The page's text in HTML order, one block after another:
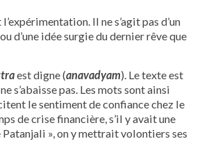
Il ne s’agit pas d’un
d’une idée surgie du dernier rêve que
est digne (anavadyam). Le texte est
s’abaisse pas. Les mots sont ainsi
le sentiment de confiance chez le
de crise financière, s’il y avait une
Patanjali », on y mettrait volontiers ses